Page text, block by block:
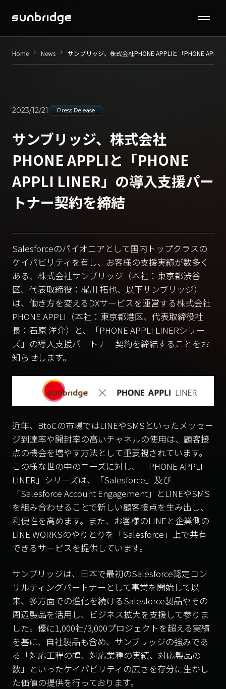
Seminar / Contents
Company
Contact
Home keyboard_arrow_right News keyboard_arrow_right サンブリッジ、株式会社PHONE APPLIと 「PHONE
2023/12/21 Press Release
サンブリッジ、株式会社
PHONE APPLIと 「PHONE
APPLI LINER」の導入支援パー
トナー契約を締結
Salesforceのパイオニアとして国内トップクラスの
ケイパビリティを有し、お客様の支援実績が数多く
ある、株式会社サンブリッジ（本社：東京都渋谷
区、代表取締役：梶川 拓也、以下サンブリッジ）
は、働き方を変えるDXサービスを運営する株式会社
PHONE APPLI（本社：東京都港区、代表取締役社
長：石原 洋介）と、「PHONE APPLI LINERシリー
ズ」の導入支援パートナー契約を締結することをお
知らせします。
近年、BtoCの市場ではLINEやSMSといったメッセー
ジ到達率や開封率の高いチャネルの使用は、顧客接
点の機会を増やす方法として重要視されています。
この様な世の中のニーズに対し、「PHONE APPLI
LINER」シリーズは、「Salesforce」及び
「Salesforce Account Engagement」とLINEやSMS
を組み合わせることで新しい顧客接点を生み出し、
利便性を高めます。また、お客様のLINEと企業側の
LINE WORKSのやりとりを「Salesforce」上で共有
できるサービスを提供しています。
サンブリッジは、日本で最初のSalesforce認定コン
サルティングパートナーとして事業を開始して以
来、多方面での進化を続けるSalesforce製品やその
周辺製品を活用し、ビジネス拡大を支援して参りま
した。優に1,000社/3,000プロジェクトを超える実績
を基に、自社製品も含め、サンブリッジの強みであ
る「対応工程の幅、対応業種の実績、対応製品の
数」といったケイパビリティの広さを存分に生かし
た価値の提供を行っております。